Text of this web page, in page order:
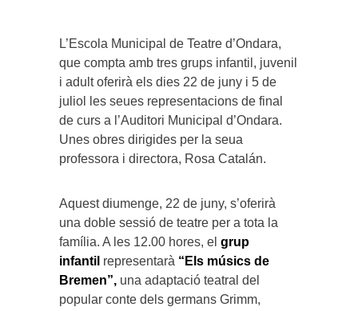
L’Escola Municipal de Teatre d’Ondara,
que compta amb tres grups infantil, juvenil
i adult oferirà els dies 22 de juny i 5 de
juliol les seues representacions de final
de curs a l’Auditori Municipal d’Ondara.
Unes obres dirigides per la seua
professora i directora, Rosa Catalán.
Aquest diumenge, 22 de juny, s’oferirà
una doble sessió de teatre per a tota la
família. A les 12.00 hores, el grup
infantil representarà “Els músics de
Bremen”, una adaptació teatral del
popular conte dels germans Grimm,